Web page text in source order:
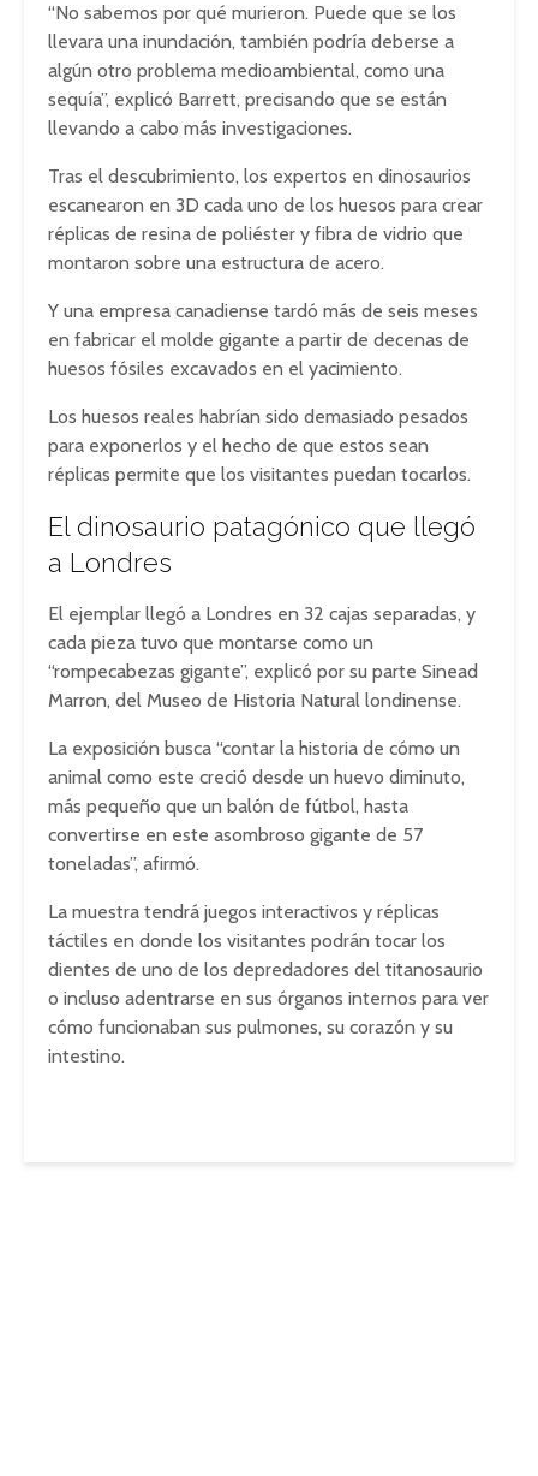
“No sabemos por qué murieron. Puede que se los
llevara una inundación, también podría deberse a
algún otro problema medioambiental, como una
sequía”, explicó Barrett, precisando que se están
llevando a cabo más investigaciones.
Tras el descubrimiento, los expertos en dinosaurios
escanearon en 3D cada uno de los huesos para crear
réplicas de resina de poliéster y fibra de vidrio que
montaron sobre una estructura de acero.
Y una empresa canadiense tardó más de seis meses
en fabricar el molde gigante a partir de decenas de
huesos fósiles excavados en el yacimiento.
Los huesos reales habrían sido demasiado pesados
para exponerlos y el hecho de que estos sean
réplicas permite que los visitantes puedan tocarlos.
El dinosaurio patagónico que llegó
a Londres
El ejemplar llegó a Londres en 32 cajas separadas, y
cada pieza tuvo que montarse como un
“rompecabezas gigante”, explicó por su parte Sinead
Marron, del Museo de Historia Natural londinense.
La exposición busca “contar la historia de cómo un
animal como este creció desde un huevo diminuto,
más pequeño que un balón de fútbol, hasta
convertirse en este asombroso gigante de 57
toneladas”, afirmó.
La muestra tendrá juegos interactivos y réplicas
táctiles en donde los visitantes podrán tocar los
dientes de uno de los depredadores del titanosaurio
o incluso adentrarse en sus órganos internos para ver
cómo funcionaban sus pulmones, su corazón y su
intestino.